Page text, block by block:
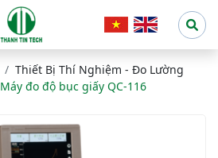
Thiết Bị Thí Nghiệm - Đo Lường
Máy đo độ bục giấy QC-116